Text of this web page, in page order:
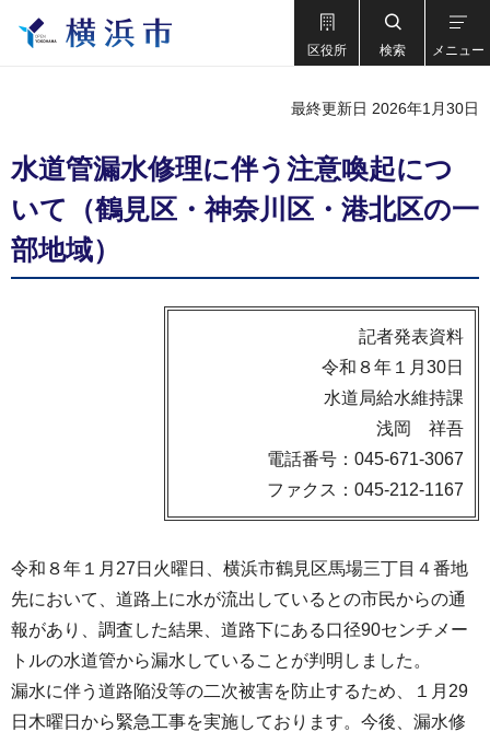
区役所 検索 メニュー
最終更新日 2026年1月30日
水道管漏水修理に伴う注意喚起につ
いて（鶴見区・神奈川区・港北区の一
部地域）
記者発表資料
令和８年１月30日
水道局給水維持課
浅岡 祥吾
電話番号：045-671-3067
ファクス：045-212-1167
令和８年１月27日火曜日、横浜市鶴見区馬場三丁目４番地
先において、道路上に水が流出しているとの市民からの通
報があり、調査した結果、道路下にある口径90センチメー
トルの水道管から漏水していることが判明しました。
漏水に伴う道路陥没等の二次被害を防止するため、１月29
日木曜日から緊急工事を実施しております。今後、漏水修